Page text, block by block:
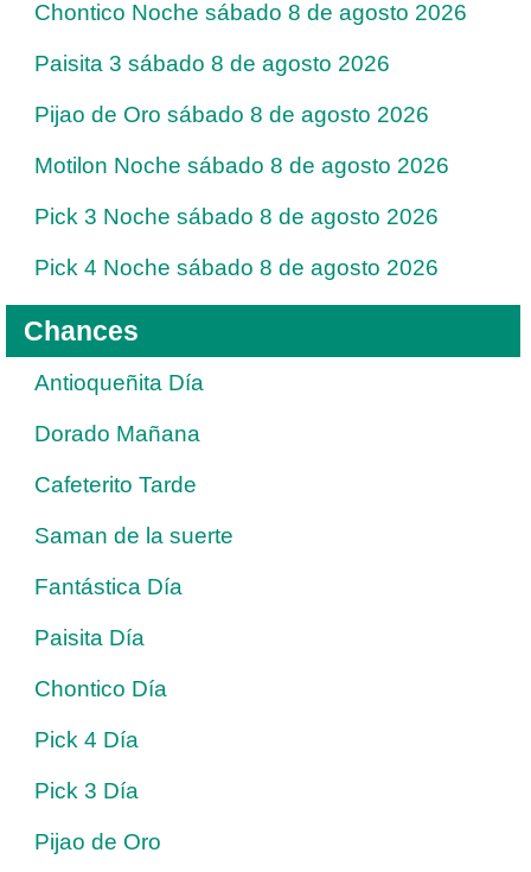
Chontico Noche sábado 8 de agosto 2026
Paisita 3 sábado 8 de agosto 2026
Pijao de Oro sábado 8 de agosto 2026
Motilon Noche sábado 8 de agosto 2026
Pick 3 Noche sábado 8 de agosto 2026
Pick 4 Noche sábado 8 de agosto 2026
Chances
Antioqueñita Día
Dorado Mañana
Cafeterito Tarde
Saman de la suerte
Fantástica Día
Paisita Día
Chontico Día
Pick 4 Día
Pick 3 Día
Pijao de Oro